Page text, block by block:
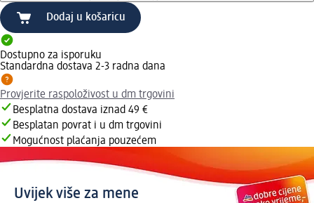
Dodaj u košaricu
Dostupno za isporuku
Standardna dostava 2-3 radna dana
Provjerite raspoloživost u dm trgovini
Besplatna dostava iznad 49 €
Besplatan povrat i u dm trgovini
Mogućnost plaćanja pouzećem
Uvijek više za mene